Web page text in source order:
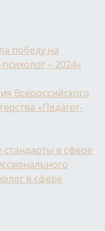
победу на
– 2024»
Всероссийского
«Педагог-
в сфере
в сфере